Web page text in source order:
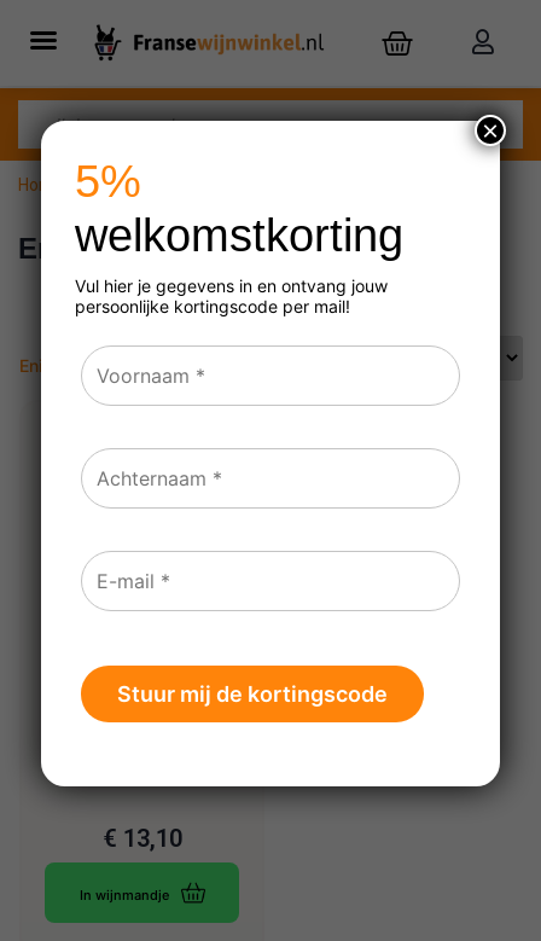
Home »Entre-Deux-Mers
Entre-Deux-Mers
Enig resultaat
Despagne Biface
€ 13,10
In wijnmandje
5%
welkomstkorting
Vul hier je gegevens in en ontvang jouw
persoonlijke kortingscode per mail!
×